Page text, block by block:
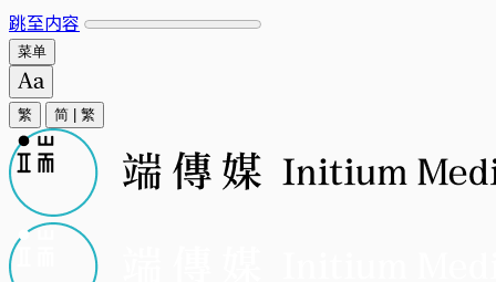
跳至内容
菜单
繁 简 繁